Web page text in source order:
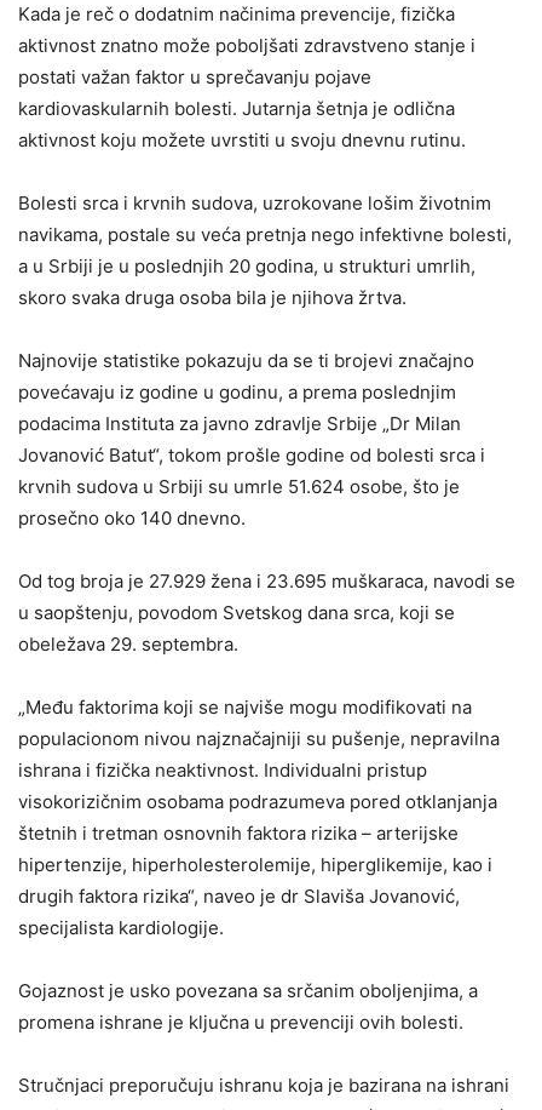
Kada je reč o dodatnim načinima prevencije, fizička
aktivnost znatno može poboljšati zdravstveno stanje i
postati važan faktor u sprečavanju pojave
kardiovaskularnih bolesti. Jutarnja šetnja je odlična
aktivnost koju možete uvrstiti u svoju dnevnu rutinu.
Bolesti srca i krvnih sudova, uzrokovane lošim životnim
navikama, postale su veća pretnja nego infektivne bolesti,
a u Srbiji je u poslednjih 20 godina, u strukturi umrlih,
skoro svaka druga osoba bila je njihova žrtva.
Najnovije statistike pokazuju da se ti brojevi značajno
povećavaju iz godine u godinu, a prema poslednjim
podacima Instituta za javno zdravlje Srbije „Dr Milan
Jovanović Batut“, tokom prošle godine od bolesti srca i
krvnih sudova u Srbiji su umrle 51.624 osobe, što je
prosečno oko 140 dnevno.
Od tog broja je 27.929 žena i 23.695 muškaraca, navodi se
u saopštenju, povodom Svetskog dana srca, koji se
obeležava 29. septembra.
„Među faktorima koji se najviše mogu modifikovati na
populacionom nivou najznačajniji su pušenje, nepravilna
ishrana i fizička neaktivnost. Individualni pristup
visokorizičnim osobama podrazumeva pored otklanjanja
štetnih i tretman osnovnih faktora rizika – arterijske
hipertenzije, hiperholesterolemije, hiperglikemije, kao i
drugih faktora rizika“, naveo je dr Slaviša Jovanović,
specijalista kardiologije.
Gojaznost je usko povezana sa srčanim oboljenjima, a
promena ishrane je ključna u prevenciji ovih bolesti.
Stručnjaci preporučuju ishranu koja je bazirana na ishrani